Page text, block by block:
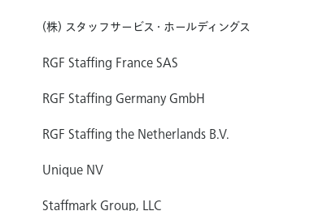
(株) スタッフサービス・ホールディングス
RGF Staffing France SAS
RGF Staffing Germany GmbH
RGF Staffing the Netherlands B.V.
Unique NV
Staffmark Group, LLC